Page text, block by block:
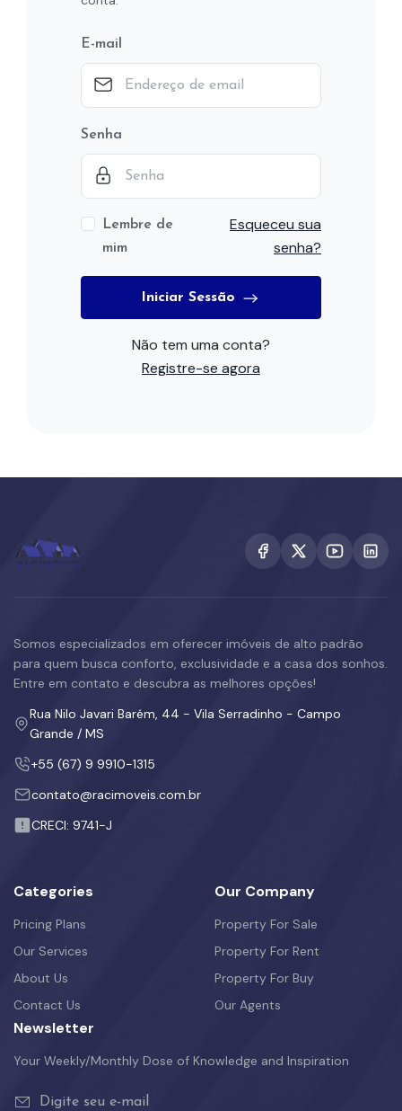
E-mail
Senha
Lembre de
mim
Esqueceu sua
senha?
Iniciar Sessão
Não tem uma conta?
Registre-se agora
Somos especializados em oferecer imóveis de alto padrão
para quem busca conforto, exclusividade e a casa dos sonhos.
Entre em contato e descubra as melhores opções!
Rua Nilo Javari Barém, 44 - Vila Serradinho - Campo
Grande / MS
+55 (67) 9 9910-1315
contato@racimoveis.com.br
CRECI: 9741-J
Categories
Pricing Plans
Our Services
About Us
Contact Us
Our Company
Property For Sale
Property For Rent
Property For Buy
Our Agents
Newsletter
Your Weekly/Monthly Dose of Knowledge and Inspiration